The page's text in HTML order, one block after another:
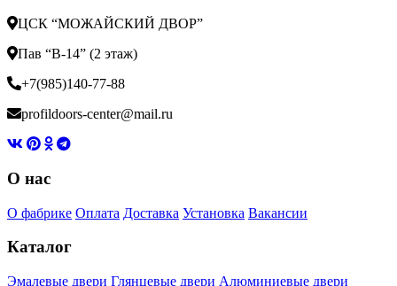
ЦСК “МОЖАЙСКИЙ ДВОР”
Пав “В-14” (2 этаж)
+7(985)140-77-88
profildoors-center@mail.ru
О нас
О фабрике Оплата Доставка Установка Вакансии
Каталог
Эмалевые двери Глянцевые двери Алюминиевые двери